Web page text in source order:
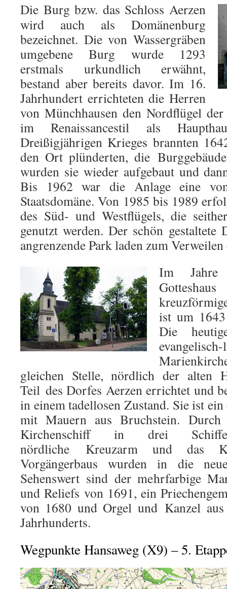
Die Burg bzw. das Schloss Aerzen
wird auch als Domänenburg
bezeichnet. Die von Wassergräben
umgebene Burg wurde 1293
erstmals urkundlich erwähnt,
bestand aber bereits davor. Im 16.
Jahrhundert errichteten die Herren
von Münchhausen den Nordflügel
im Renaissancestil als
Dreißigjährigen Krieges brannten
den Ort plünderten, die
wurden sie wieder aufgebaut und
Bis 1962 war die Anlage eine
Staatsdomäne. Von 1985 bis 1989
des Süd- und Westflügels, die
genutzt werden. Der schön gestaltete
angrenzende Park laden zum
Im
ist um
Die
gleichen Stelle, nördlich der alten
Teil des Dorfes Aerzen errichtet und
in einem tadellosen Zustand. Sie ist
mit Mauern aus Bruchstein.
Kirchenschiff in drei
nördliche Kreuzarm und das
Vorgängerbaus wurden in die
Sehenswert sind der mehrfarbige
und Reliefs von 1691, ein
von 1680 und Orgel und Kanzel
Jahrhunderts.
Wegpunkte Hansaweg (X9) – 5.